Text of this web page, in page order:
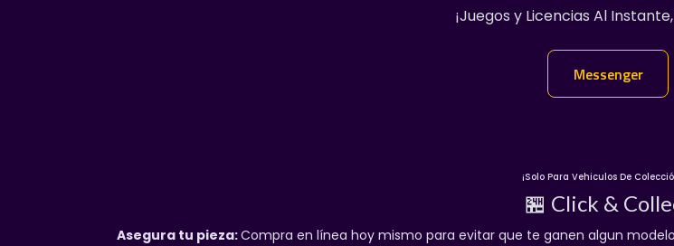
¡Juegos y Licencias Al
Messenger
100%
¡Solo Para Vehiculos De
🏪 Click &
Asegura tu pieza:Compra en línea hoy mismo para evitar que te ganen algun